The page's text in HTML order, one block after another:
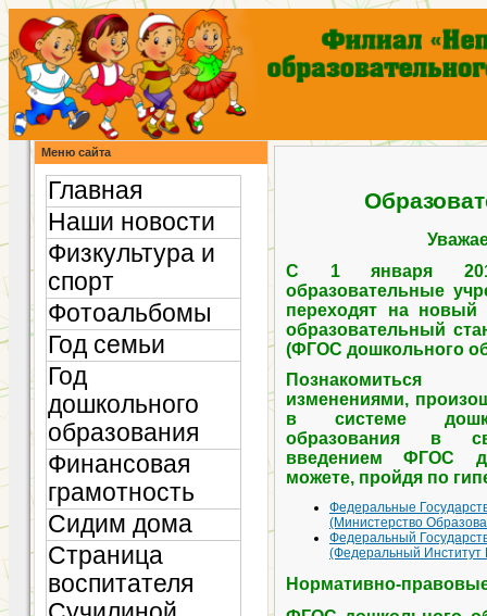
Меню сайта
Главная
Наши новости
Физкультура и
спорт
Фотоальбомы
Год семьи
Год
дошкольного
образования
Финансовая
грамотность
Сидим дома
Страница
воспитателя
С 1 января
образовательные
переходят на новый
образовательный
(ФГОС дошкольного
изменениями,
в системе
образования в
введением ФГОС
можете, пройдя по
Федеральные
(Министерство
Федеральный
(Федеральный Институт
Нормативно-